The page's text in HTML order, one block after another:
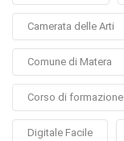
Camerata delle Arti
Comune di Matera
Corso di formazione
Digitale Facile